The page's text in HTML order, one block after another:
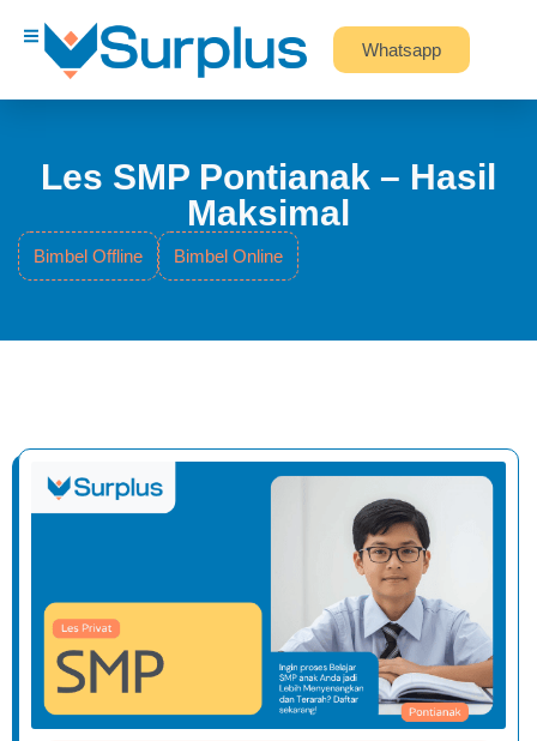
Whatsapp
Les SMP Pontianak – Hasil
Maksimal
Bimbel Offline Bimbel Online